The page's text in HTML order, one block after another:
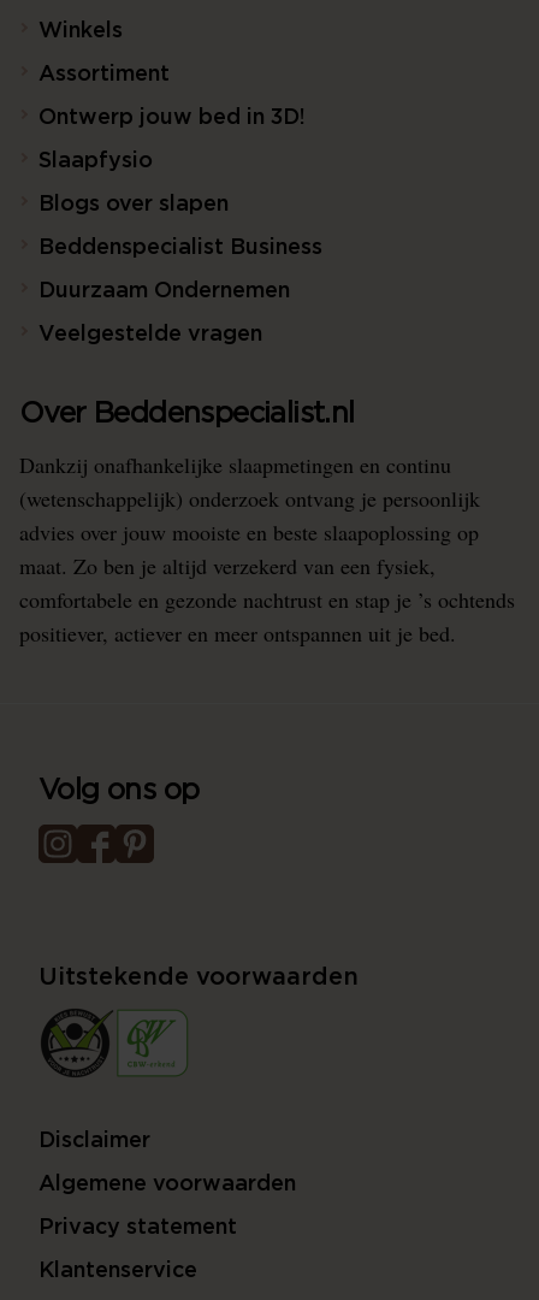
Winkels
Assortiment
Ontwerp jouw bed in 3D!
Slaapfysio
Blogs over slapen
Beddenspecialist Business
Duurzaam Ondernemen
Veelgestelde vragen
Over Beddenspecialist.nl
Dankzij onafhankelijke slaapmetingen en continu
(wetenschappelijk) onderzoek ontvang je persoonlijk
advies over jouw mooiste en beste slaapoplossing op
maat. Zo ben je altijd verzekerd van een fysiek,
comfortabele en gezonde nachtrust en stap je ’s ochtends
positiever, actiever en meer ontspannen uit je bed.
Volg ons op
Uitstekende voorwaarden
Disclaimer
Algemene voorwaarden
Privacy statement
Klantenservice